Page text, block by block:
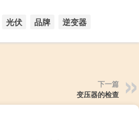
光伏 品牌 逆变器
下一篇
变压器的检查